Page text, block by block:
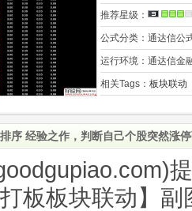
推荐星级：
公式分类： 通达信公
运行环境： 通达信金
相关Tags： 板块联动
序 经验之作，判断自己个股突然涨
板板块联动】